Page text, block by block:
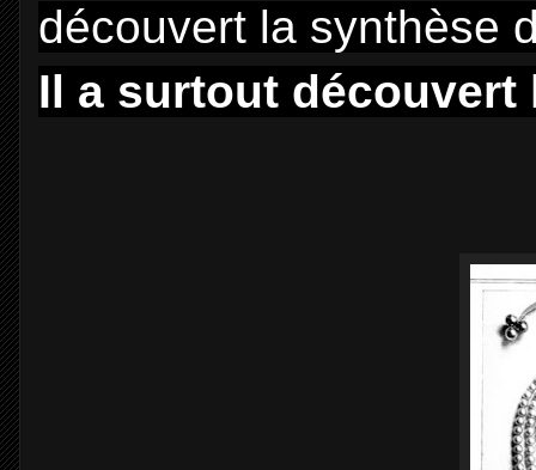
découvert la synthèse
Il a surtout